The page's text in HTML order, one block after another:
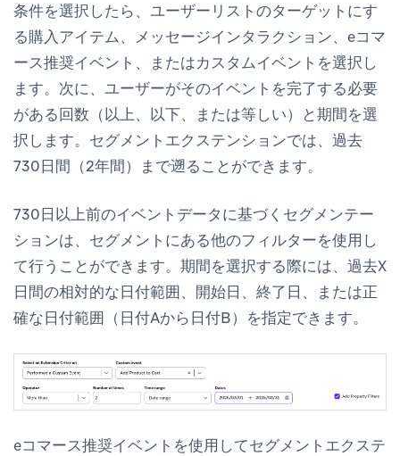
条件を選択したら、ユーザーリストのターゲットにす
る購入アイテム、メッセージインタラクション、eコマ
ース推奨イベント、またはカスタムイベントを選択し
ます。次に、ユーザーがそのイベントを完了する必要
がある回数（以上、以下、または等しい）と期間を選
択します。セグメントエクステンションでは、過去
730日間（2年間）まで遡ることができます。
730日以上前のイベントデータに基づくセグメンテー
ションは、 セグメント にある他のフィルターを使用し
て行うことができます。期間を選択する際には、過去X
日間の相対的な日付範囲、開始日、終了日、または正
確な日付範囲（日付Aから日付B）を指定できます。
eコマース推奨イベントを使用してセグメントエクステ